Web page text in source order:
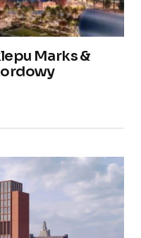
przeglądarce
Marks &